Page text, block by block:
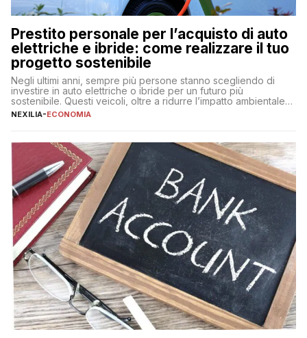
Prestito personale per l’acquisto di auto
elettriche e ibride: come realizzare il tuo
progetto sostenibile
Negli ultimi anni, sempre più persone stanno scegliendo di
investire in auto elettriche o ibride per un futuro più
sostenibile. Questi veicoli, oltre a ridurre l’impatto ambientale,
offrono vantaggi economici a lungo termine, come minori costi
fare se non […]
NEXILIA-ECONOMIA